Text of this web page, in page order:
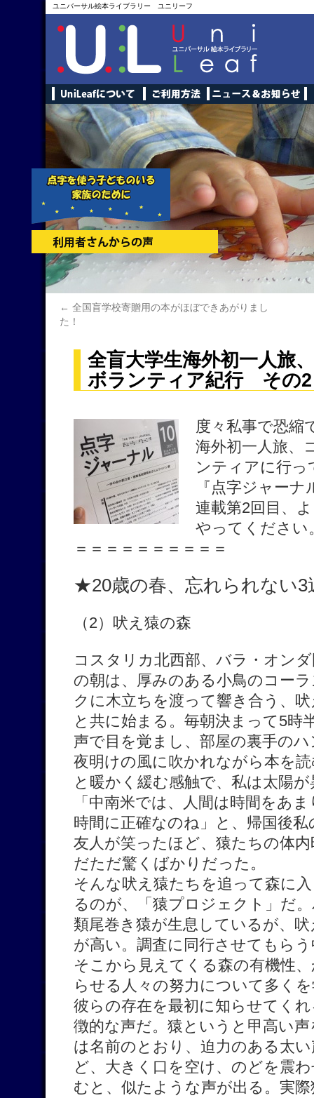
ユニバーサル絵本ライブラリー ユニリーフ
← 全国盲学校寄贈用の本がほぼできあがりまし
た！
全盲大学生海外初一人旅
ボランティア紀行 その2
度々私事で恐縮
海外初一人旅、
ンティアに行
『点字ジャー
連載第2回目、
やってください
＝＝＝＝＝＝＝＝＝＝
★20歳の春、忘れられない
（2）吠え猿の森
コスタリカ北西部、バラ・オン
の朝は、厚みのある小鳥のコー
クに木立ちを渡って響き合う、
と共に始まる。毎朝決まって5時
声で目を覚まし、部屋の裏手の
夜明けの風に吹かれながら本を
と暖かく緩む感触で、私は太陽
「中南米では、人間は時間をあ
時間に正確なのね」と、帰国後
友人が笑ったほど、猿たちの体
だただ驚くばかりだった。
そんな吠え猿たちを追って森に
るのが、「猿プロジェクト」だ
類尾巻き猿が生息しているが、
が高い。調査に同行させてもら
そこから見えてくる森の有機性
らせる人々の努力について多く
彼らの存在を最初に知らせてく
徴的な声だ。猿というと甲高い
は名前のとおり、迫力のある太
ど、大きく口を空け、のどを震
むと、似たような声が出る。実